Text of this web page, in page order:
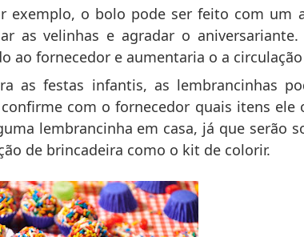
exemplo, o bolo pode ser feito com um
as velinhas e agradar o
ao fornecedor e aumentaria o a
as festas infantis, as lembrancinhas
com o fornecedor quais itens ele
lembrancinha em casa, já que serão
de brincadeira como o kit de colorir.